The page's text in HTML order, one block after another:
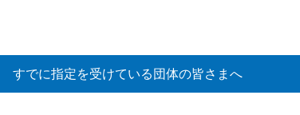
すでに指定を受けている団体の皆さまへ